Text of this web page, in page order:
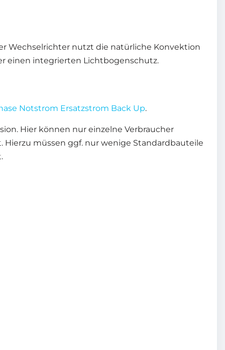
Wechselrichter nutzt die natürliche Konvektion
einen integrierten Lichtbogenschutz.
Notstrom Ersatzstrom Back Up.
Hier können nur einzelne Verbraucher
müssen ggf. nur wenige Standardbauteile